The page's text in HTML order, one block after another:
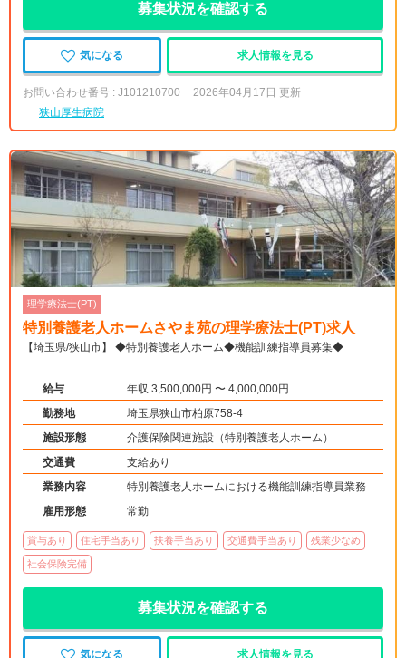
募集状況を確認する
気になる 求人情報を見る
お問い合わせ番号 : J101210700
2026年04月17日 更新
狭山厚生病院
理学療法士(PT)
特別養護老人ホームさやま苑の理学療法士(PT)求人
【埼玉県/狭山市】 ◆特別養護老人ホーム◆機能訓練指導員募集◆
給与
年収 3,500,000円 〜 4,000,000円
勤務地
埼玉県狭山市柏原758-4
施設形態
介護保険関連施設（特別養護老人ホーム）
交通費
支給あり
業務内容
特別養護老人ホームにおける機能訓練指導員業務
雇用形態
常勤
賞与あり 住宅手当あり 扶養手当あり 交通費手当あり 残業少なめ
社会保険完備
募集状況を確認する
気になる 求人情報を見る